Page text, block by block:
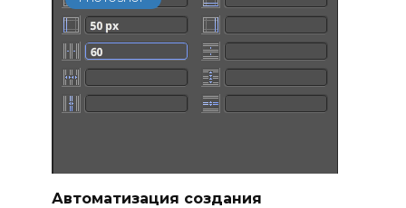
Автоматизация создания